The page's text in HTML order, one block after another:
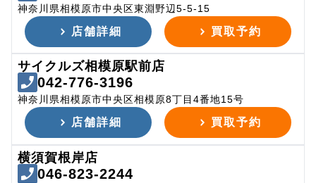
神奈川県相模原市中央区東淵野辺5-5-15
店舗詳細 買取予約
サイクルズ相模原駅前店
042-776-3196
神奈川県相模原市中央区相模原8丁目4番地15号
店舗詳細 買取予約
横須賀根岸店
046-823-2244